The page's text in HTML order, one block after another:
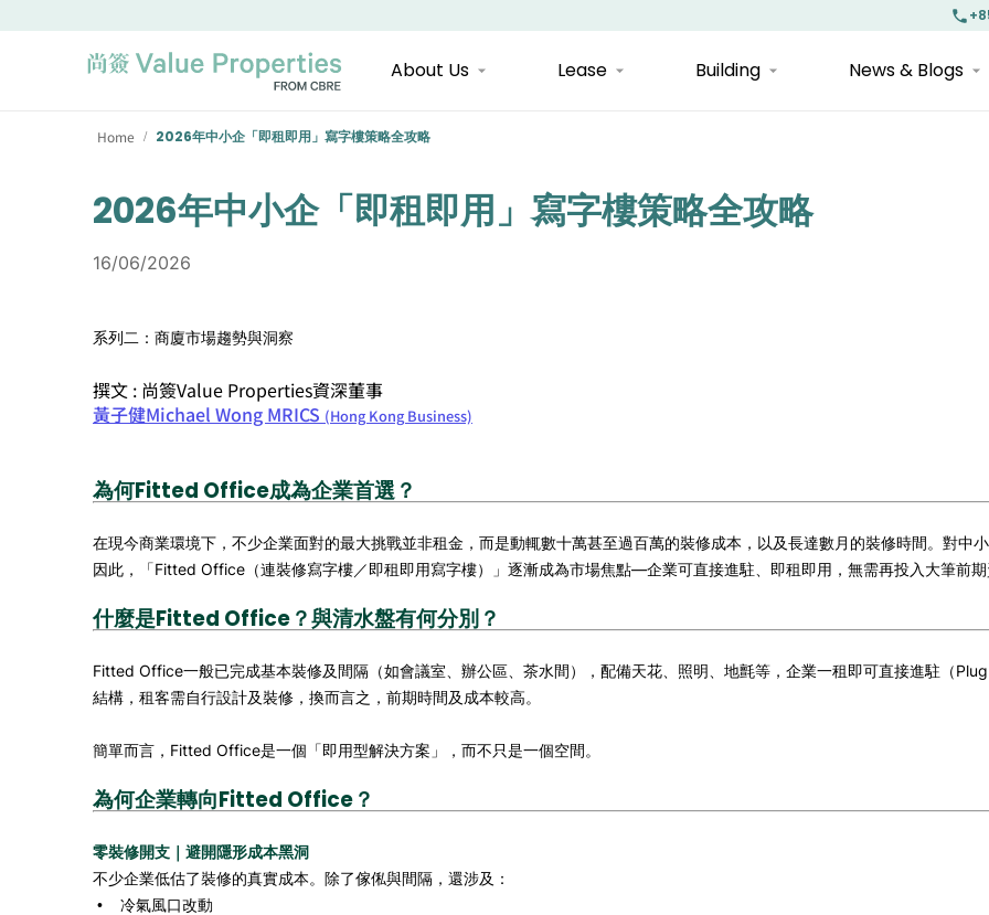
About Us Lease Building News & Blogs
Home / 2026年中小企「即租即用」寫字樓策略全攻略
2026年中小企「即租即用」寫字樓策略全攻略
16/06/2026
系列二：商廈市場趨勢與洞察
撰文 : 尚簽Value Properties資深董事
黃子健Michael Wong MRICS (Hong Kong Business)
為何Fitted Office成為企業首選？
在現今商業環境下，不少企業面對的最大挑戰並非租金，而是動輒數十萬甚至過百萬的裝修成本，以及長達數月的裝修時間。對中
因此，「Fitted Office（連裝修寫字樓／即租即用寫字樓）」逐漸成為市場焦點—企業可直接進駐、即租即用，無需再投入大筆前
什麼是Fitted Office？與清水盤有何分別？
Fitted Office一般已完成基本裝修及間隔（如會議室、辦公區、茶水間），配備天花、照明、地氈等，企業一租即可直接進駐（
結構，租客需自行設計及裝修，換而言之，前期時間及成本較高。
簡單而言，Fitted Office是一個「即用型解決方案」，而不只是一個空間。
為何企業轉向Fitted Office？
零裝修開支｜避開隱形成本黑洞
不少企業低估了裝修的真實成本。除了傢俬與間隔，還涉及：
• 冷氣風口改動